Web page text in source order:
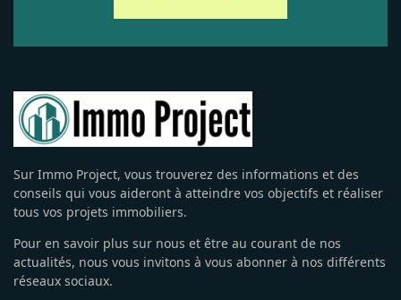
Sur Immo Project, vous trouverez des informations et des
conseils qui vous aideront à atteindre vos objectifs et réaliser
tous vos projets immobiliers.
Pour en savoir plus sur nous et être au courant de nos
actualités, nous vous invitons à vous abonner à nos différents
réseaux sociaux.